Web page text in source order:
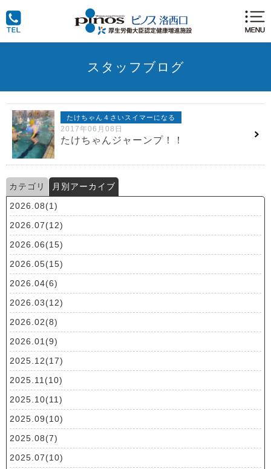
スタッフブログ
たけちゃん４さいスイマーになる
2017年06月08日
たけちゃんジャーンプ！！
カテゴリ
月別アーカイブ
2026.08(1)
2026.07(12)
2026.06(15)
2026.05(15)
2026.04(6)
2026.03(12)
2026.02(8)
2026.01(9)
2025.12(17)
2025.11(10)
2025.10(11)
2025.09(10)
2025.08(7)
2025.07(10)